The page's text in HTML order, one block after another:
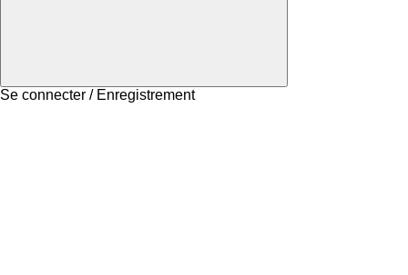
Se connecter / Enregistrement